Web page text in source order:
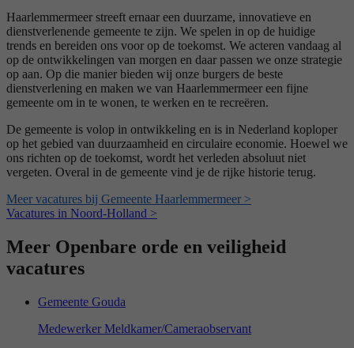
Haarlemmermeer streeft ernaar een duurzame, innovatieve en
dienstverlenende gemeente te zijn. We spelen in op de huidige
trends en bereiden ons voor op de toekomst. We acteren vandaag al
op de ontwikkelingen van morgen en daar passen we onze strategie
op aan. Op die manier bieden wij onze burgers de beste
dienstverlening en maken we van Haarlemmermeer een fijne
gemeente om in te wonen, te werken en te recreëren.
De gemeente is volop in ontwikkeling en is in Nederland koploper
op het gebied van duurzaamheid en circulaire economie. Hoewel we
ons richten op de toekomst, wordt het verleden absoluut niet
vergeten. Overal in de gemeente vind je de rijke historie terug.
Meer vacatures bij Gemeente Haarlemmermeer >
Vacatures in Noord-Holland >
Meer Openbare orde en veiligheid
vacatures
Gemeente Gouda
Medewerker Meldkamer/Cameraobservant